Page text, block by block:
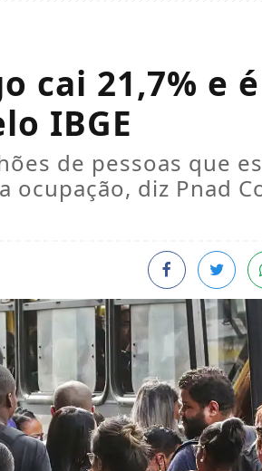
cai 21,7% e
IBGE
de pessoas que
ocupação, diz Pnad